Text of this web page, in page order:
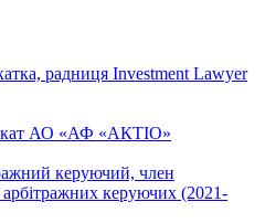
радниця Investment Lawyer
АО «АФ «АКТІО»
керуючий, член
арбітражних керуючих (2021-